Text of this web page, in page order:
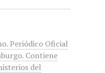
Periódico Oficial
Contiene
del